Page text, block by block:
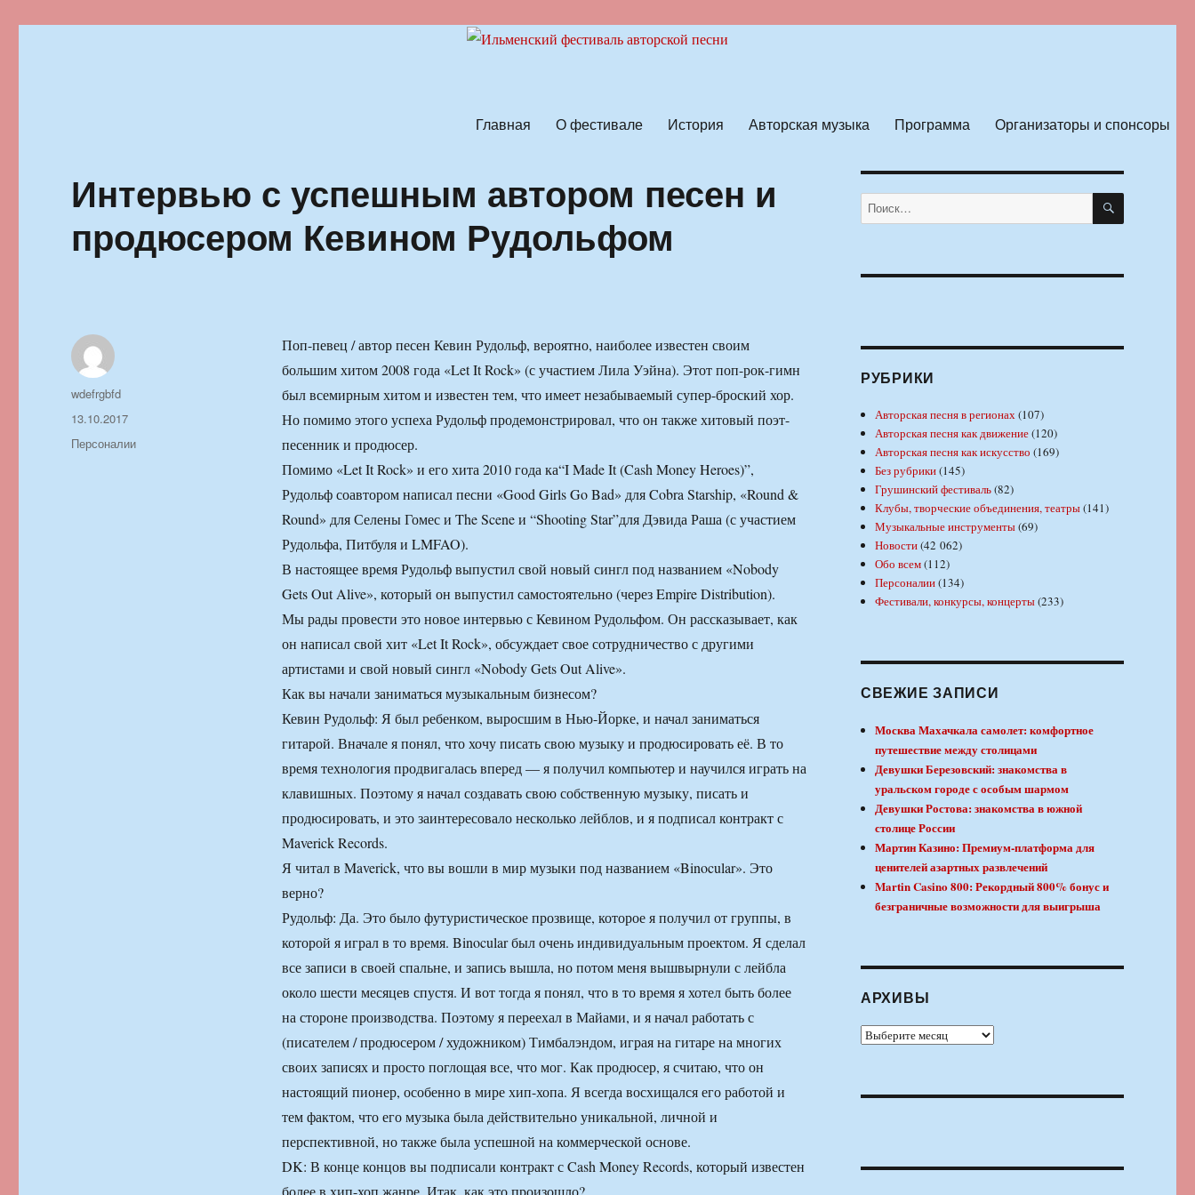
Главная О фестивале История Авторская музыка Программа Организаторы и спонсоры
Интервью с успешным автором песен и
продюсером Кевином Рудольфом
Поп-певец / автор песен Кевин Рудольф, вероятно, наиболее известен своим
большим хитом 2008 года «Let It Rock» (с участием Лила Уэйна). Этот поп-рок-гимн
был всемирным хитом и известен тем, что имеет незабываемый супер-броский хор.
Но помимо этого успеха Рудольф продемонстрировал, что он также хитовый поэт-
песенник и продюсер.
Помимо «Let It Rock» и его хита 2010 года ка“I Made It (Cash Money Heroes)”,
Рудольф соавтором написал песни «Good Girls Go Bad» для Cobra Starship, «Round &
Round» для Селены Гомес и The Scene и “Shooting Star”для Дэвида Раша (с участием
Рудольфа, Питбуля и LMFAO).
В настоящее время Рудольф выпустил свой новый сингл под названием «Nobody
Gets Out Alive», который он выпустил самостоятельно (через Empire Distribution).
Мы рады провести это новое интервью с Кевином Рудольфом. Он рассказывает, как
он написал свой хит «Let It Rock», обсуждает свое сотрудничество с другими
артистами и свой новый сингл «Nobody Gets Out Alive».
Как вы начали заниматься музыкальным бизнесом?
Кевин Рудольф: Я был ребенком, выросшим в Нью-Йорке, и начал заниматься
гитарой. Вначале я понял, что хочу писать свою музыку и продюсировать её. В то
время технология продвигалась вперед — я получил компьютер и научился играть на
клавишных. Поэтому я начал создавать свою собственную музыку, писать и
продюсировать, и это заинтересовало несколько лейблов, и я подписал контракт с
Maverick Records.
Я читал в Maverick, что вы вошли в мир музыки под названием «Binocular». Это
верно?
Рудольф: Да. Это было футуристическое прозвище, которое я получил от группы, в
которой я играл в то время. Binocular был очень индивидуальным проектом. Я сделал
все записи в своей спальне, и запись вышла, но потом меня вышвырнули с лейбла
около шести месяцев спустя. И вот тогда я понял, что в то время я хотел быть более
на стороне производства. Поэтому я переехал в Майами, и я начал работать с
(писателем / продюсером / художником) Тимбалэндом, играя на гитаре на многих
своих записях и просто поглощая все, что мог. Как продюсер, я считаю, что он
настоящий пионер, особенно в мире хип-хопа. Я всегда восхищался его работой и
тем фактом, что его музыка была действительно уникальной, личной и
перспективной, но также была успешной на коммерческой основе.
DK: В конце концов вы подписали контракт с Cash Money Records, который известен
Автор
wdefrgbfd
Опубликовано
13.10.2017
Рубрики
Персоналии
Искать: ПОИСК
РУБРИКИ
Авторская песня в регионах(107)
Авторская песня как движение(120)
Авторская песня как искусство (169)
Без рубрики(145)
Грушинский фестиваль(82)
Клубы, творческие объединения, театры(141)
Музыкальные инструменты(69)
Новости(42 062)
Обо всем(112)
Персоналии(134)
Фестивали, конкурсы, концерты(233)
СВЕЖИЕ ЗАПИСИ
Москва Махачкала самолет: комфортное
путешествие между столицами
Девушки Березовский: знакомства в
уральском городе с особым шармом
Девушки Ростова: знакомства в южной
столице России
Мартин Казино: Премиум-платформа для
ценителей азартных развлечений
Martin Casino 800: Рекордный 800% бонус и
безграничные возможности для выигрыша
АРХИВЫ
Архивы